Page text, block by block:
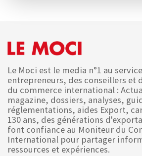
Le Moci est le media n°1 au
entrepreneurs, des conseillers et
du commerce international :
magazine, dossiers, analyses,
réglementations, aides Export,
130 ans, des générations
font confiance au Moniteur du
International pour partager
ressources et expériences.